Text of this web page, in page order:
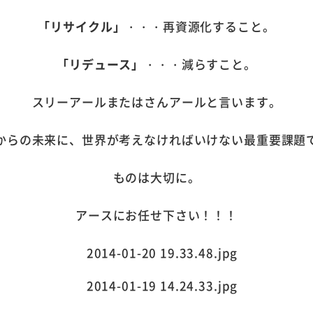
「リサイクル」 ・・・再資源化すること。
「リデュース」 ・・・減らすこと。
スリーアールまたはさんアールと言います。
らの未来に、世界が考えなければいけない最重要課題
ものは大切に。
アースにお任せ下さい！！！